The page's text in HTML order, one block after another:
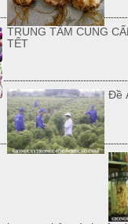
TRUNG TÂM CUNG
TẾT
Đề